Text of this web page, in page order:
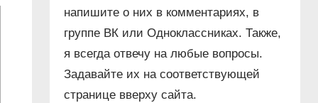
напишите о них в комментариях, в
группе ВК или Одноклассниках. Также,
я всегда отвечу на любые вопросы.
Задавайте их на соответствующей
странице вверху сайта.